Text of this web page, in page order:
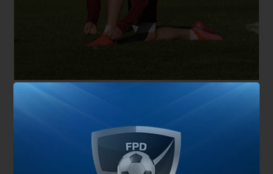
En el día de mañana, el Millonario realizará doble
turno de entrenamientos. El primero será a las
9:30 y luego a las 17:30, como siempre, en el
predio que River posee en Ezeiza.
También te puede interesar